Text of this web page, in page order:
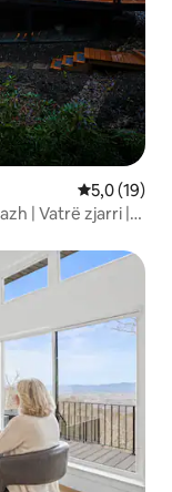
Vlerësimi
5,0 (19)
| Vatrë zjarri |